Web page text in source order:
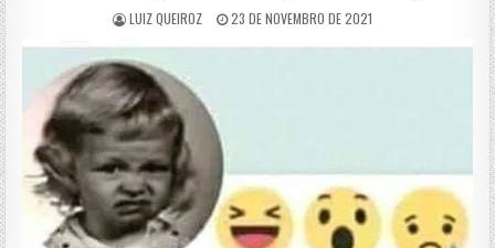
LUIZ QUEIROZ 23 DE NOVEMBRO DE 2021